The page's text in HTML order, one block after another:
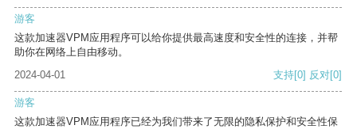
游客
这款加速器VPM应用程序可以给你提供最高速度和安全性的连接，并帮
助你在网络上自由移动。
2024-04-01
支持[0] 反对[0]
游客
这款加速器VPM应用程序已经为我们带来了无限的隐私保护和安全性保